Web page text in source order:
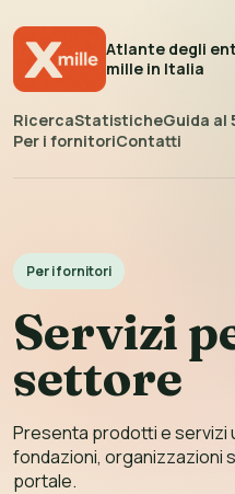
Atlante degli
mille in Italia
RicercaStatisticheGuida al
Per i fornitoriContatti
Per i fornitori
Servizi
settore
Presenta prodotti e servizi
fondazioni, organizzazioni
portale.